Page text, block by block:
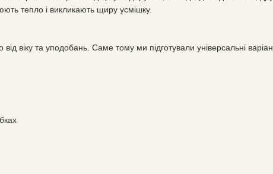
тепло і викликають щиру усмішку.
віку та уподобань. Саме тому ми підготували універсальні